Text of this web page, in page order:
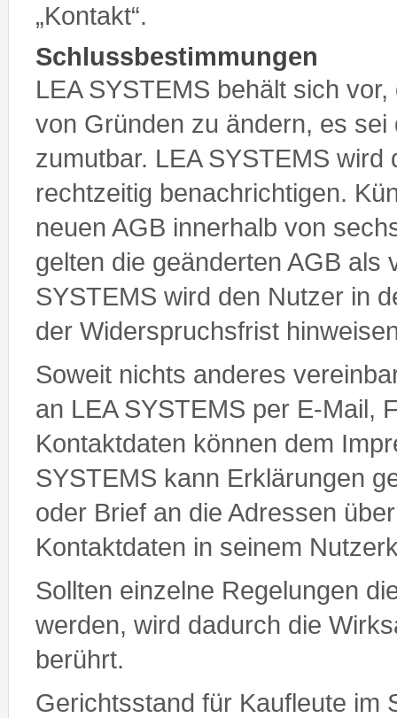
„Kontakt“.
Schlussbestimmungen
LEA SYSTEMS behält sich
von Gründen zu ändern, es
zumutbar. LEA SYSTEMS
rechtzeitig benachrichtigen.
neuen AGB innerhalb von
gelten die geänderten AGB als
SYSTEMS wird den Nutzer in
der Widerspruchsfrist
Soweit nichts anderes
an LEA SYSTEMS per E-Mail,
Kontaktdaten können dem
SYSTEMS kann Erklärungen
oder Brief an die Adressen
Kontaktdaten in seinem
Sollten einzelne Regelungen
werden, wird dadurch die
berührt.
Gerichtsstand für Kaufleute im